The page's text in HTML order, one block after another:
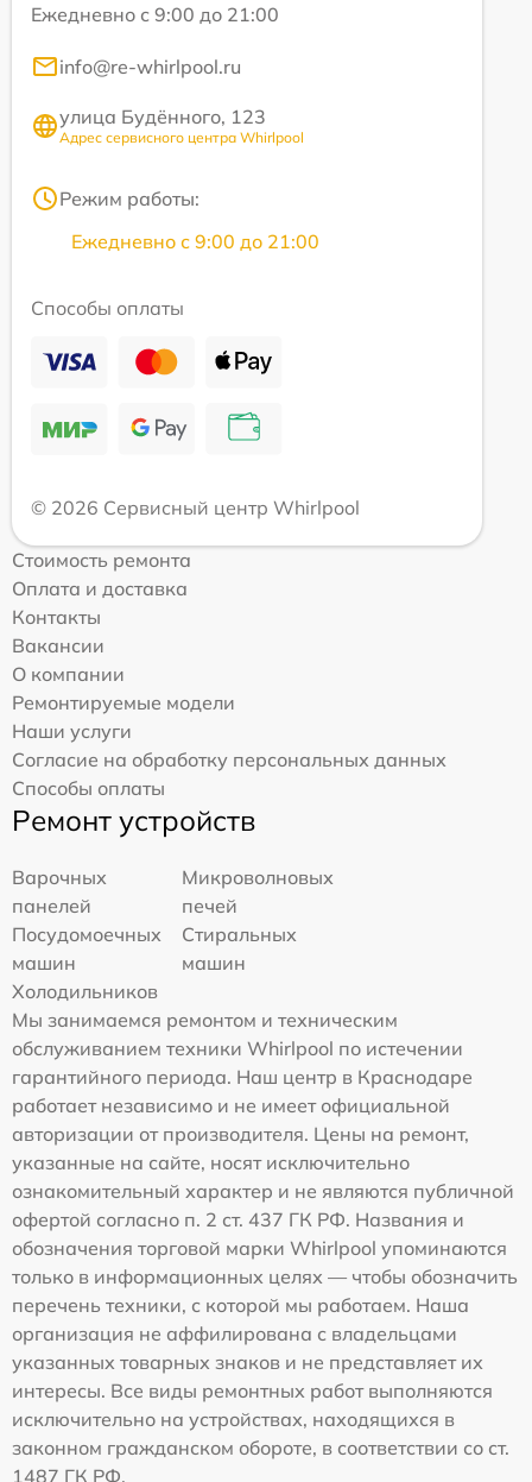
Ежедневно с 9:00 до 21:00
info@re-whirlpool.ru
улица Будённого, 123
Адрес сервисного центра Whirlpool
Режим работы:
Ежедневно с 9:00 до 21:00
Способы оплаты
© 2026 Сервисный центр Whirlpool
Стоимость ремонта
Оплата и доставка
Контакты
Вакансии
О компании
Ремонтируемые модели
Наши услуги
Согласие на обработку персональных данных
Способы оплаты
Ремонт устройств
Варочных
панелей
Микроволновых
печей
Посудомоечных
машин
Стиральных
машин
Холодильников
Мы занимаемся ремонтом и техническим
обслуживанием техники Whirlpool по истечении
гарантийного периода. Наш центр в Краснодаре
работает независимо и не имеет официальной
авторизации от производителя. Цены на ремонт,
указанные на сайте, носят исключительно
ознакомительный характер и не являются публичной
офертой согласно п. 2 ст. 437 ГК РФ. Названия и
обозначения торговой марки Whirlpool упоминаются
только в информационных целях — чтобы обозначить
перечень техники, с которой мы работаем. Наша
организация не аффилирована с владельцами
указанных товарных знаков и не представляет их
интересы. Все виды ремонтных работ выполняются
исключительно на устройствах, находящихся в
законном гражданском обороте, в соответствии со ст.
1487 ГК РФ.